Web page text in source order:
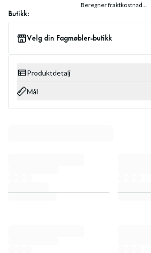
Beregner fraktkostnad...
Butikk:
Velg din Fagmøbler-butikk
Produktdetalj
Mål